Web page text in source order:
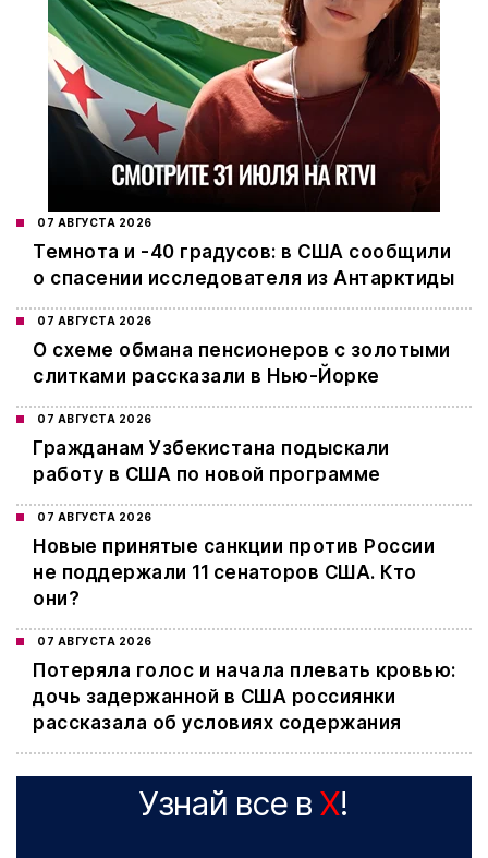
07 АВГУСТА 2026
Темнота и -40 градусов: в США сообщили
о спасении исследователя из Антарктиды
07 АВГУСТА 2026
О схеме обмана пенсионеров с золотыми
слитками рассказали в Нью-Йорке
07 АВГУСТА 2026
Гражданам Узбекистана подыскали
работу в США по новой программе
07 АВГУСТА 2026
Новые принятые санкции против России
не поддержали 11 сенаторов США. Кто
они?
07 АВГУСТА 2026
Потеряла голос и начала плевать кровью:
дочь задержанной в США россиянки
рассказала об условиях содержания
Узнай все в X!